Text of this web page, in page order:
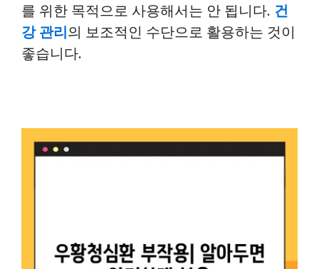
를 위한 목적으로 사용해서는 안 됩니다. 건
강 관리의 보조적인 수단으로 활용하는 것이
좋습니다.